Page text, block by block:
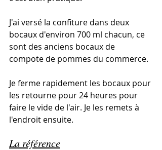
J'ai versé la confiture dans deux
bocaux d'environ 700 ml chacun, ce
sont des anciens bocaux de
compote de pommes du commerce.
Je ferme rapidement les bocaux pour
les retourne pour 24 heures pour
faire le vide de l'air. Je les remets à
l'endroit ensuite.
La référence